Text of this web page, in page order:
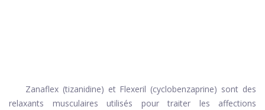
Zanaflex (tizanidine) et Flexeril (cyclobenzaprine) sont des
relaxants musculaires utilisés pour traiter les affections